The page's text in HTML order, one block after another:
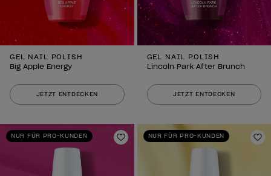
GEL NAIL POLISH
Big Apple Energy
JETZT ENTDECKEN
GEL NAIL POLISH
Lincoln Park After Brunch
JETZT ENTDECKEN
NUR FÜR PRO-KUNDEN
Zur Wunschliste hinzufügen
NUR FÜR PRO-KUNDEN